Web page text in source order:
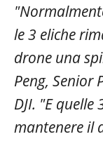
le 3 eliche
drone una
Peng, Senior
DJI. "E quelle
mantenere il